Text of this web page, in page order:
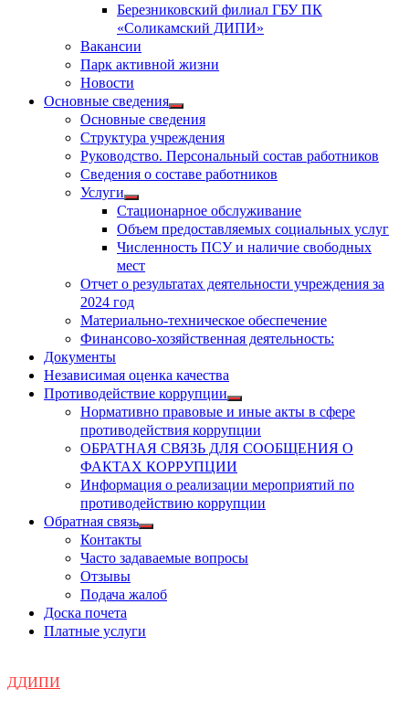
Березниковский филиал ГБУ ПК
«Соликамский ДИПИ»
Вакансии
Парк активной жизни
Новости
Основные сведения
Показать
подменю
Основные сведения
Структура учреждения
Руководство. Персональный состав работников
Сведения о составе работников
Услуги
Показать
подменю
Стационарное обслуживание
Объем предоставляемых социальных услуг
Численность ПСУ и наличие свободных
мест
Отчет о результатах деятельности учреждения за
2024 год
Материально-техническое обеспечение
Финансово-хозяйственная деятельность:
Документы
Независимая оценка качества
Противодействие коррупции
Показать
подменю
Нормативно правовые и иные акты в сфере
противодействия коррупции
ОБРАТНАЯ СВЯЗЬ ДЛЯ СООБЩЕНИЯ О
ФАКТАХ КОРРУПЦИИ
Информация о реализации мероприятий по
противодействию коррупции
Обратная связь
Показать
Контакты
Часто задаваемые вопросы
Отзывы
Подача жалоб
Доска почета
Платные услуги
ДДИПИ